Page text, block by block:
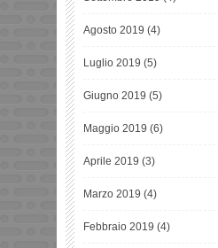
Agosto 2019 (4)
Luglio 2019 (5)
Giugno 2019 (5)
Maggio 2019 (6)
Aprile 2019 (3)
Marzo 2019 (4)
Febbraio 2019 (4)